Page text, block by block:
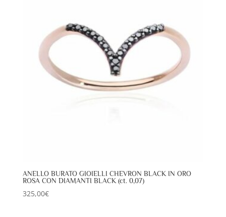
ANELLO BURATO GIOIELLI CHEVRON BLACK IN ORO
ROSA CON DIAMANTI BLACK (ct. 0,07)
325,00€